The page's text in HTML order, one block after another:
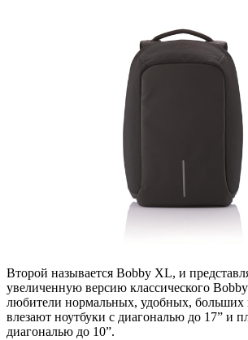
Второй называется Bobby XL, и
увеличенную версию классического
любители нормальных, удобных, больших
влезают ноутбуки с диагональю до 17” и
диагональю до 10”.